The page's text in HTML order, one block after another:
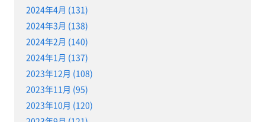
2024年4月 (131)
2024年3月 (138)
2024年2月 (140)
2024年1月 (137)
2023年12月 (108)
2023年11月 (95)
2023年10月 (120)